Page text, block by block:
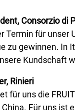
Consorzio di
Termin für
zu gewinnen. In
Kundschaft
Rinieri
für uns die
Für uns